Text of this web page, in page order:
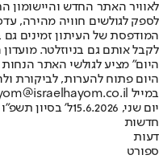
לאוויר האתר החדש
לספק לגולשים חוויה מהירה,
המודפסת של העיתון זמינים
לקבל אותם גם בניוזלטר.
היום" מציע לגולשי האתר
היום פתוח להערות, לביקורת
במייל hayom@israelhayom.co.il.
יום שני, 15.6.2026
ל' בסיון תשפ"ו
חדשות
דעות
ספורט